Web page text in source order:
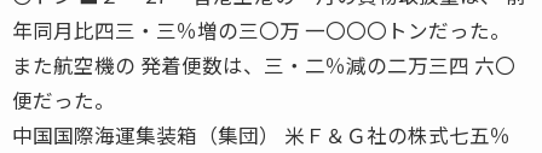
年同月比四三・三％増の三〇万 一〇〇〇トンだった。
また航空機の 発着便数は、三・二％減の二万三四 六〇
便だった。
中国国際海運集装箱（集団） 米Ｆ＆Ｇ社の株式七五％